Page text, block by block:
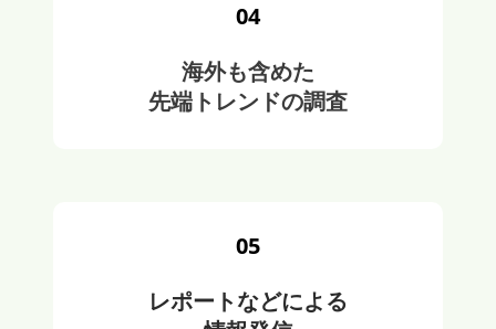
04
海外も含めた
先端トレンドの調査
05
レポートなどによる